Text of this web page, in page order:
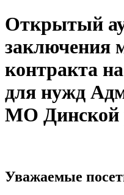
Открытый
заключения
контракта
для нужд
МО Динской
Уважаемые